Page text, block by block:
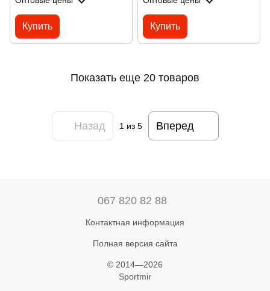
Купить Купить
Показать еще 20 товаров
Назад 1из 5 Вперед
067 820 82 88
Контактная информация
Полная версия сайта
© 2014—2026
Sportmir